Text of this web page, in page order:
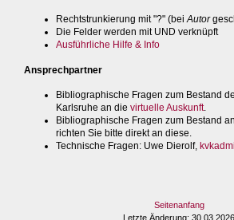
Rechtstrunkierung mit "?" (bei Autor
Die Felder werden mit UND verknüpft
Ausführliche Hilfe & Info
Ansprechpartner
Bibliographische Fragen zum Bestand
Karlsruhe an die virtuelle Auskunft.
Bibliographische Fragen zum Bestand
richten Sie bitte direkt an diese.
Technische Fragen: Uwe Dierolf,
Seitenanfang
Letzte Änderung: 30.03.2026